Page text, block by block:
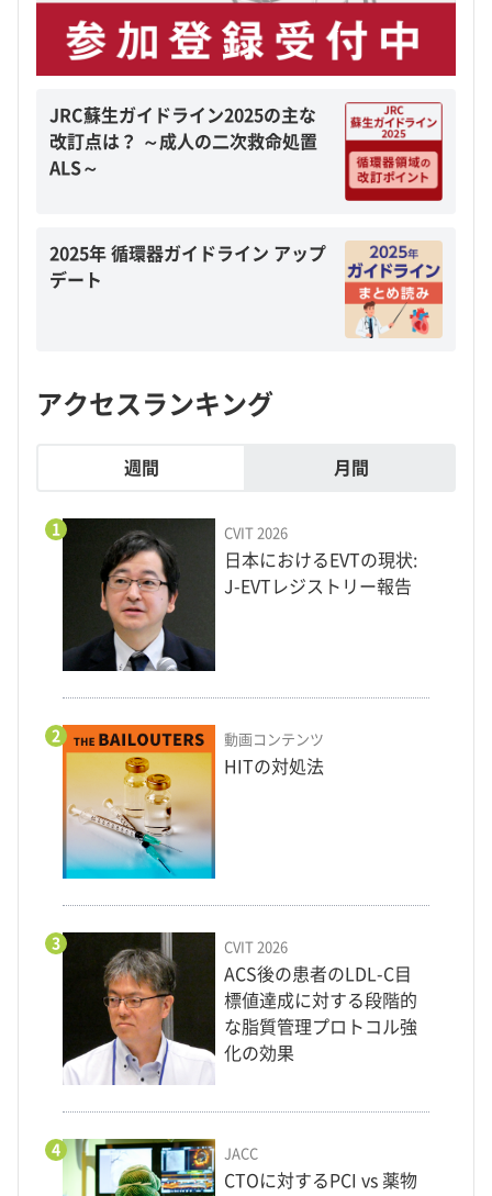
JRC蘇生ガイドライン2025の主な
改訂点は？ ～成人の二次救命処置
ALS～
2025年 循環器ガイドライン アップ
デート
アクセスランキング
週間 月間
1 CVIT 2026
日本におけるEVTの現状:
J-EVTレジストリー報告
2 動画コンテンツ
HITの対処法
3 CVIT 2026
ACS後の患者のLDL-C目
標値達成に対する段階的
な脂質管理プロトコル強
化の効果
4 JACC
CTOに対するPCI vs 薬物